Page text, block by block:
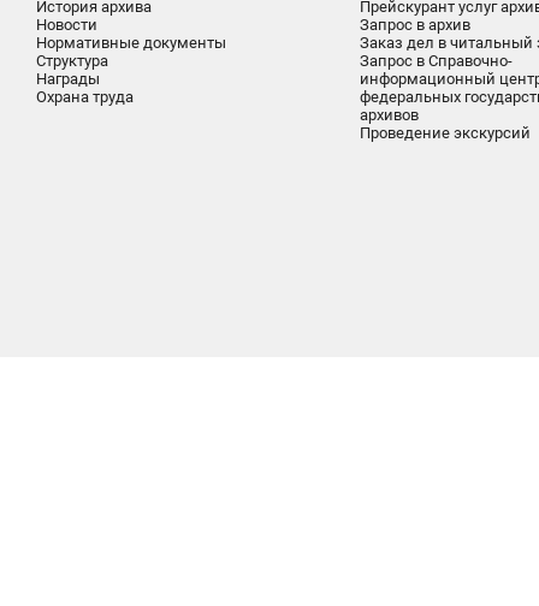
История архива
Новости
Нормативные документы
Структура
Награды
Охрана труда
Прейскурант услуг
Запрос в архив
Заказ дел в читальный
Запрос в Справочно-
информационный
федеральных
архивов
Проведение экскурсий